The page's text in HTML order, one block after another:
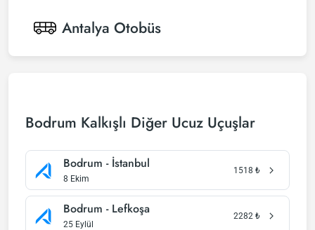
Antalya Otobüs
Bodrum Kalkışlı Diğer Ucuz Uçuşlar
Bodrum - İstanbul
8 Ekim
1518 ₺
Bodrum - Lefkoşa
25 Eylül
2282 ₺